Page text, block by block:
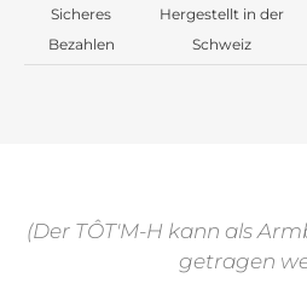
Sicheres
Bezahlen
Hergestellt in der
Schweiz
(Der TÔT'M-H kann als
getragen